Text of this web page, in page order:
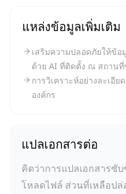
แหล่งข้อมูลเพิ่มเติม
เสริมความปลอดภัยให้ข้
ด้วย AI ที่ติดตั้ง ณ สถานที่
การวิเคราะห์อย่างละเอี
องค์กร
แปลเอกสารต่อ
คิดว่าการแปลเอกสารซั
โหลดไฟล์ ส่วนที่เหลือปล่